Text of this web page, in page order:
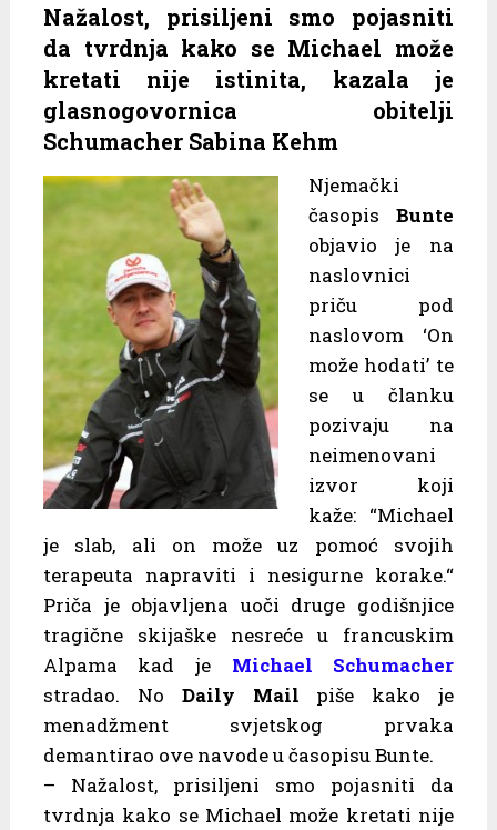
Nažalost, prisiljeni smo pojasniti
da tvrdnja kako se Michael može
kretati nije istinita, kazala je
glasnogovornica obitelji
Schumacher Sabina Kehm
Njemački
časopisBunte
objavio je na
naslovnici
priču pod
naslovom ‘On
može hodati’ te
se u članku
pozivaju na
neimenovani
izvor koji
kaže: “Michael
je slab, ali on može uz pomoć svojih
terapeuta napraviti i nesigurne korake.“
Priča je objavljena uoči druge godišnjice
tragične skijaške nesreće u francuskim
Alpama kad je Michael Schumacher
stradao. No Daily Mail piše kako je
menadžment svjetskog prvaka
demantirao ove navode u časopisu Bunte.
– Nažalost, prisiljeni smo pojasniti da
tvrdnja kako se Michael može kretati nije